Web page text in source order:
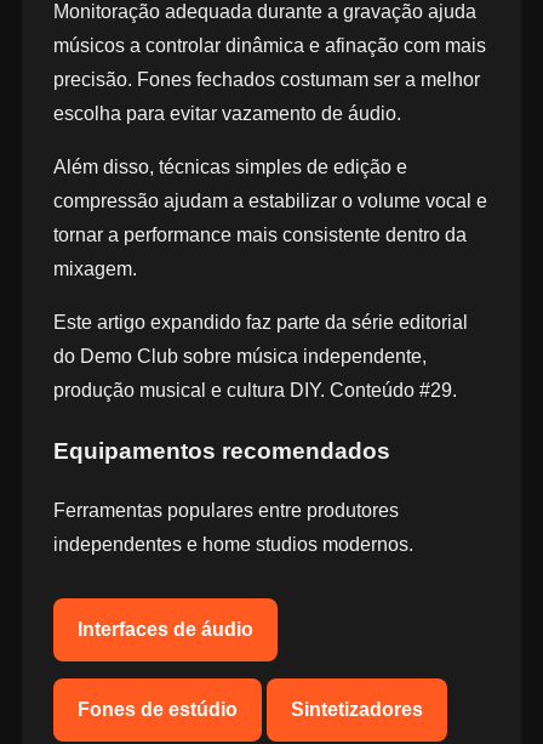
Monitoração adequada durante a gravação ajuda
músicos a controlar dinâmica e afinação com mais
precisão. Fones fechados costumam ser a melhor
escolha para evitar vazamento de áudio.
Além disso, técnicas simples de edição e
compressão ajudam a estabilizar o volume vocal e
tornar a performance mais consistente dentro da
mixagem.
Este artigo expandido faz parte da série editorial
do Demo Club sobre música independente,
produção musical e cultura DIY. Conteúdo #29.
Equipamentos recomendados
Ferramentas populares entre produtores
independentes e home studios modernos.
Interfaces de áudio
Fones de estúdio Sintetizadores